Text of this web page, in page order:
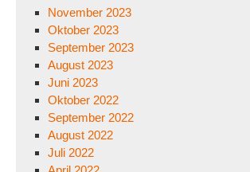
November 2023
Oktober 2023
September 2023
August 2023
Juni 2023
Oktober 2022
September 2022
August 2022
Juli 2022